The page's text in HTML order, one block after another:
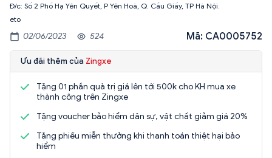
Đ/c: Số 2 Phố Hạ Yên Quyết, P Yên Hoà, Q. Cầu Giấy, TP Hà Nội.
eto
02/06/2023 524 Mã: CA0005752
Ưu đãi thêm của Zingxe
Tặng 01 phần quà trị giá lên tới 500k cho KH mua xe
thành công trên Zingxe
Tặng voucher bảo hiểm dân sự, vật chất giảm giá 20%
Tặng phiếu miễn thưởng khi thanh toán thiệt hại bảo
hiểm